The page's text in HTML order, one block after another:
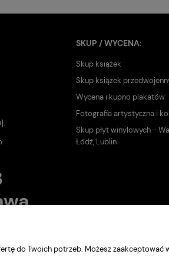
SKUP / WYCENA:
Skup książek
Skup książek
Wycena i kupno plakatów
Fotografia artystyczna i
Skup płyt winylowych -
Łódź, Lublin
do Twoich potrzeb. Możesz